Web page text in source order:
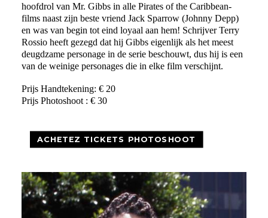
hoofdrol van Mr. Gibbs in alle Pirates of the Caribbean-
films naast zijn beste vriend Jack Sparrow (Johnny Depp)
en was van begin tot eind loyaal aan hem! Schrijver Terry
Rossio heeft gezegd dat hij Gibbs eigenlijk als het meest
deugdzame personage in de serie beschouwt, dus hij is een
van de weinige personages die in elke film verschijnt.
Prijs Handtekening: € 20
Prijs Photoshoot : € 30
ACHETEZ TICKETS PHOTOSHOOT